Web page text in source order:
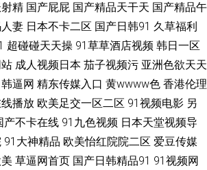
精品久久19p 蜜桃视频在线免费观看 天堂色色网 中
精品不卡 野花免费观看高清视频1 91日韩精品国产
国产欧美在线观看 欧美青娇喷水免费视频 深夜释
91看片在线观看 成人大片网站 国产一二三四五 玖
载狼人黄色网站 91传媒色呦呦呦 综合另类第4页 91
精 国产屁屁 国产精品天干天 国产精品午
妻 日本不卡二区 国产日韩91 久草福利
超碰碰天天操 91草草酒店视频 韩日一区
成人视频日本 茄子视频污 亚洲色欲天天
韩逼网 精东传媒入口 黄wwww色 香港伦理
播放 欧美足交一区二区 91视频电影 另
产不卡在线 91九色视频 日本天堂视频导
91大神精品 欧美怡红院院二区 爱豆传媒
草逼网首页 国产日韩精品91 91视频网